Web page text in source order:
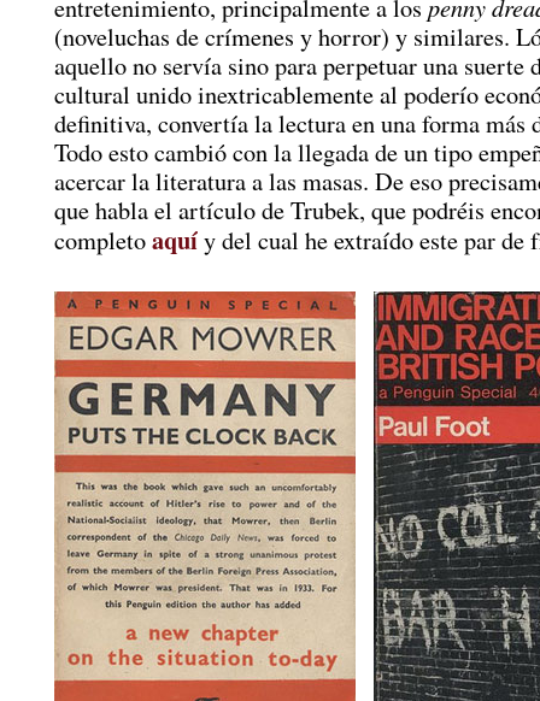
entretenimiento, principalmente a los
(noveluchas de crímenes y horror) y similares.
aquello no servía sino para perpetuar una suerte
cultural unido inextricablemente al poderío
definitiva, convertía la lectura en una forma más
Todo esto cambió con la llegada de un tipo
acercar la literatura a las masas. De eso
que habla el artículo de Trubek, que podréis
completoaquíy del cual he extraído este par de